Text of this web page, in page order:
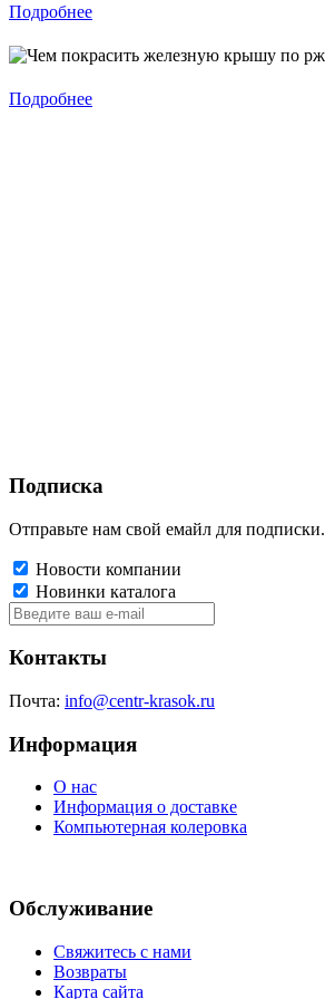
Подробнее
Подробнее
Подписка
Отправьте нам свой емайл для подписки.
Новости компании
Новинки каталога
Контакты
Почта: info@centr-krasok.ru
Информация
О нас
Информация о доставке
Компьютерная колеровка
Обслуживание
Свяжитесь с нами
Возвраты
Карта сайта